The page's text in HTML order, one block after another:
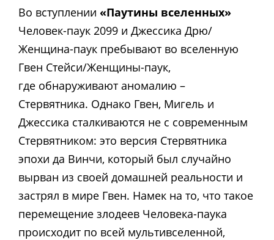
Во вступлении «Паутины вселенных»
Человек-паук 2099 и Джессика Дрю/
Женщина-паук пребывают во вселенную
Гвен Стейси/Женщины-паук,
где обнаруживают аномалию –
Стервятника. Однако Гвен, Мигель и
Джессика сталкиваются не с современным
Стервятником: это версия Стервятника
эпохи да Винчи, который был случайно
вырван из своей домашней реальности и
застрял в мире Гвен. Намек на то, что такое
перемещение злодеев Человека-паука
происходит по всей мультивселенной,